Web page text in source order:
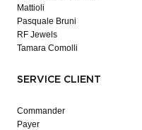
Mattioli
Pasquale Bruni
RF Jewels
Tamara Comolli
SERVICE CLIENT
Commander
Payer